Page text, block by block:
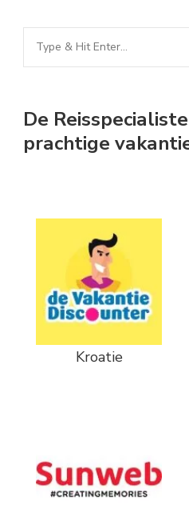
Looking
for
De
prachtige
Kroatie